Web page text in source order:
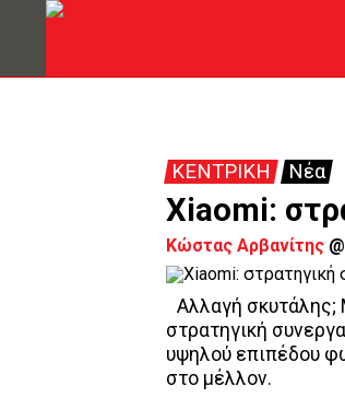
ΚΕΝΤΡΙΚΗ Νέα
Xiaomi:
Κώστας Αρβανίτης @
Αλλαγή σκυτάλης;
στρατηγική
υψηλού επιπέδου
στο μέλλον.